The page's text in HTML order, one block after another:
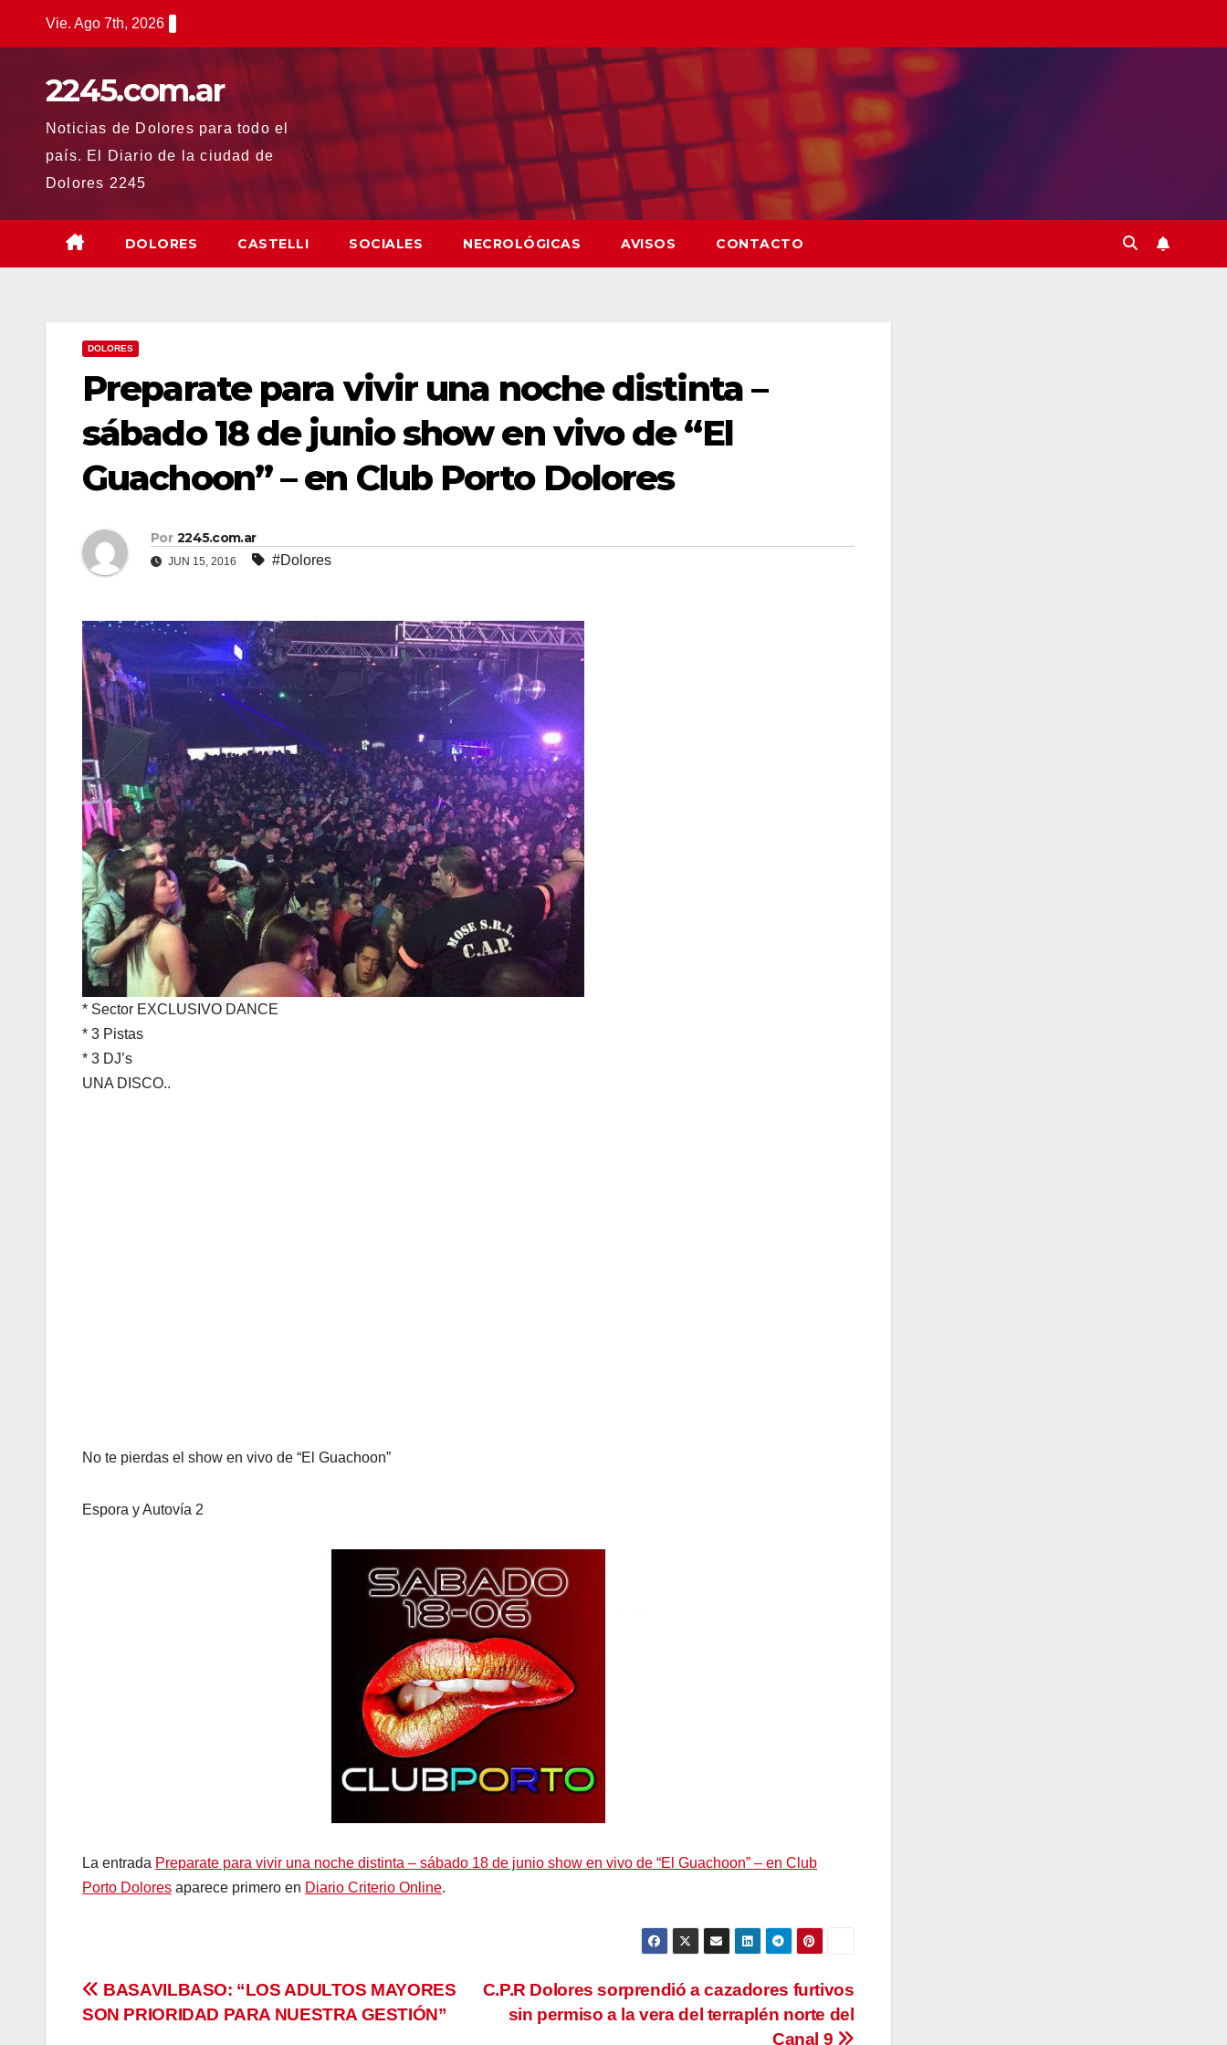
Vie. Ago 7th, 2026
2245.com.ar
Noticias de Dolores para todo el
país. El Diario de la ciudad de
Dolores 2245
DOLORES CASTELLI SOCIALES NECROLÓGICAS AVISOS CONTACTO
DOLORES
Preparate para vivir una noche distinta –
sábado 18 de junio show en vivo de “El
Guachoon” – en Club Porto Dolores
Por 2245.com.ar
JUN 15, 2016 #Dolores
* Sector EXCLUSIVO DANCE
* 3 Pistas
* 3 DJ’s
UNA DISCO..
No te pierdas el show en vivo de “El Guachoon”
Espora y Autovía 2
La entrada Preparate para vivir una noche distinta – sábado 18 de junio show en vivo de “El Guachoon” – en Club
Porto Dolores aparece primero en Diario Criterio Online.
Navegación
C.P.R Dolores sorprendió a cazadores furtivos
sin permiso a la vera del terraplén norte del
Canal 9
BASAVILBASO: “LOS ADULTOS MAYORES
SON PRIORIDAD PARA NUESTRA GESTIÓN”